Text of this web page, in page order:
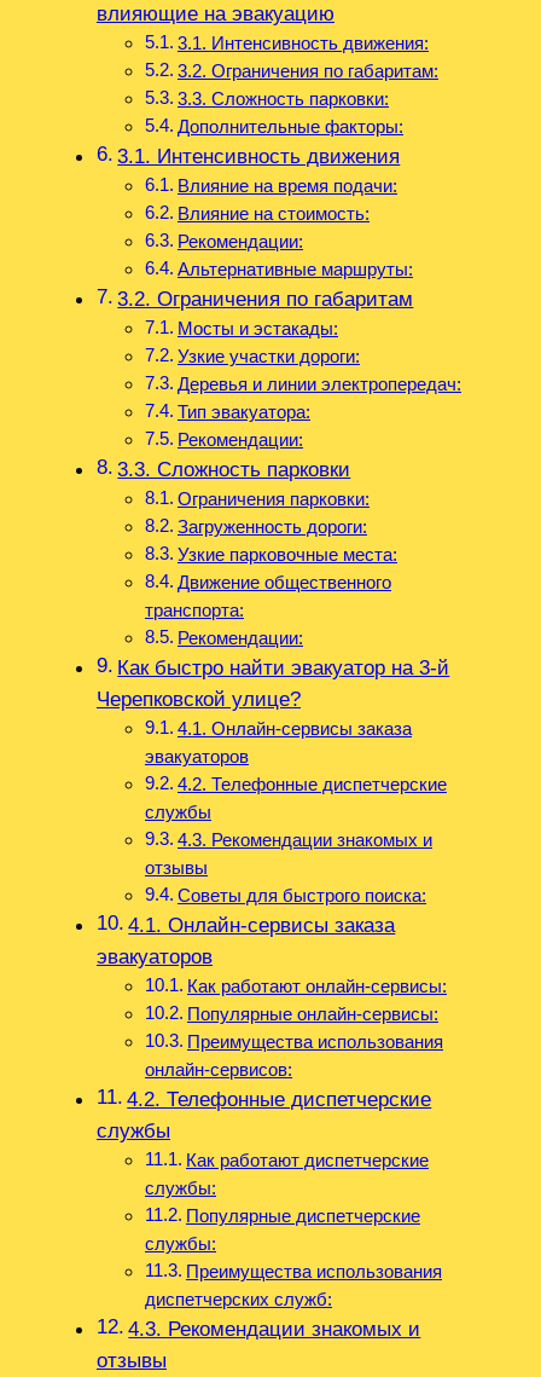
влияющие на эвакуацию
3.1. Интенсивность движения:
3.2. Ограничения по габаритам:
3.3. Сложность парковки:
Дополнительные факторы:
3.1. Интенсивность движения
Влияние на время подачи:
Влияние на стоимость:
Рекомендации:
Альтернативные маршруты:
3.2. Ограничения по габаритам
Мосты и эстакады:
Узкие участки дороги:
Деревья и линии электропередач:
Тип эвакуатора:
Рекомендации:
3.3. Сложность парковки
Ограничения парковки:
Загруженность дороги:
Узкие парковочные места:
Движение общественного
транспорта:
Рекомендации:
Как быстро найти эвакуатор на 3-й
Черепковской улице?
4.1. Онлайн-сервисы заказа
эвакуаторов
4.2. Телефонные диспетчерские
службы
4.3. Рекомендации знакомых и
отзывы
Советы для быстрого поиска:
4.1. Онлайн-сервисы заказа
эвакуаторов
Как работают онлайн-сервисы:
Популярные онлайн-сервисы:
Преимущества использования
онлайн-сервисов:
4.2. Телефонные диспетчерские
службы
Как работают диспетчерские
службы:
Популярные диспетчерские
службы:
Преимущества использования
диспетчерских служб:
4.3. Рекомендации знакомых и
отзывы